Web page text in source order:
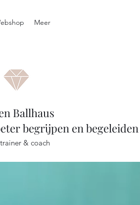
Meer
Ballhaus
begrijpen en begeleiden
& coach